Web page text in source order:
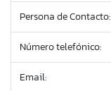
Persona de Contacto:
Número telefónico:
Email: